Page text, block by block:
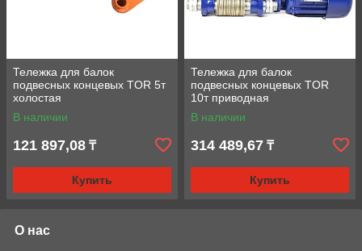
Тележка для балок
подвесных концевых TOR 5т
холостая
В наличии
121 897,08 ₸
Купить
Тележка для балок
подвесных концевых TOR
10т приводная
В наличии
314 489,67 ₸
Купить
О нас